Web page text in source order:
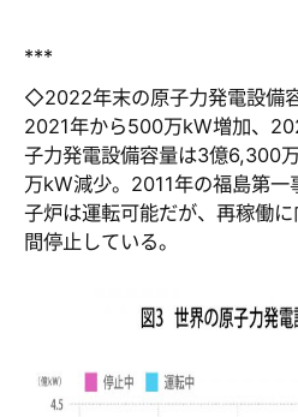
***
◇2022年末の原子力発電設備
2021年から500万kW増加、
子力発電設備容量は3億6,300
万kW減少。2011年の福島第
子炉は運転可能だが、再稼働
間停止している。